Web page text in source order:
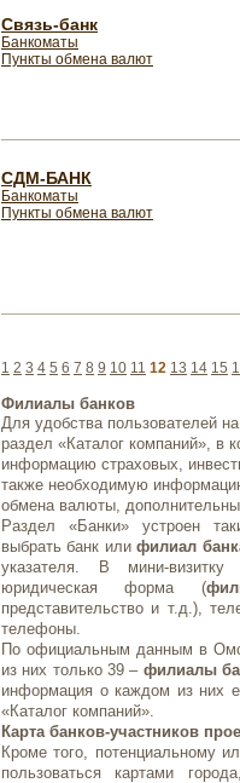
Связь-банк
Банкоматы
Пункты обмена валют
СДМ-БАНК
Банкоматы
Пункты обмена валют
1 2 3 4 5 6 7 8 9 10 11 12 13 14 15
Филиалы банков
Для удобства пользователей
раздел «Каталог компаний», в
информацию страховых,
также необходимую
обмена валюты,
Раздел «Банки» устроен
выбрать банк илифилиал
указателя. В мини-
юридическая форма (
представительство и т.д.),
телефоны.
По официальным данным в
из них только 39 – филиалы
информация о каждом из них
«Каталог компаний».
Карта банков-участников
Кроме того, потенциальному
пользоваться картами